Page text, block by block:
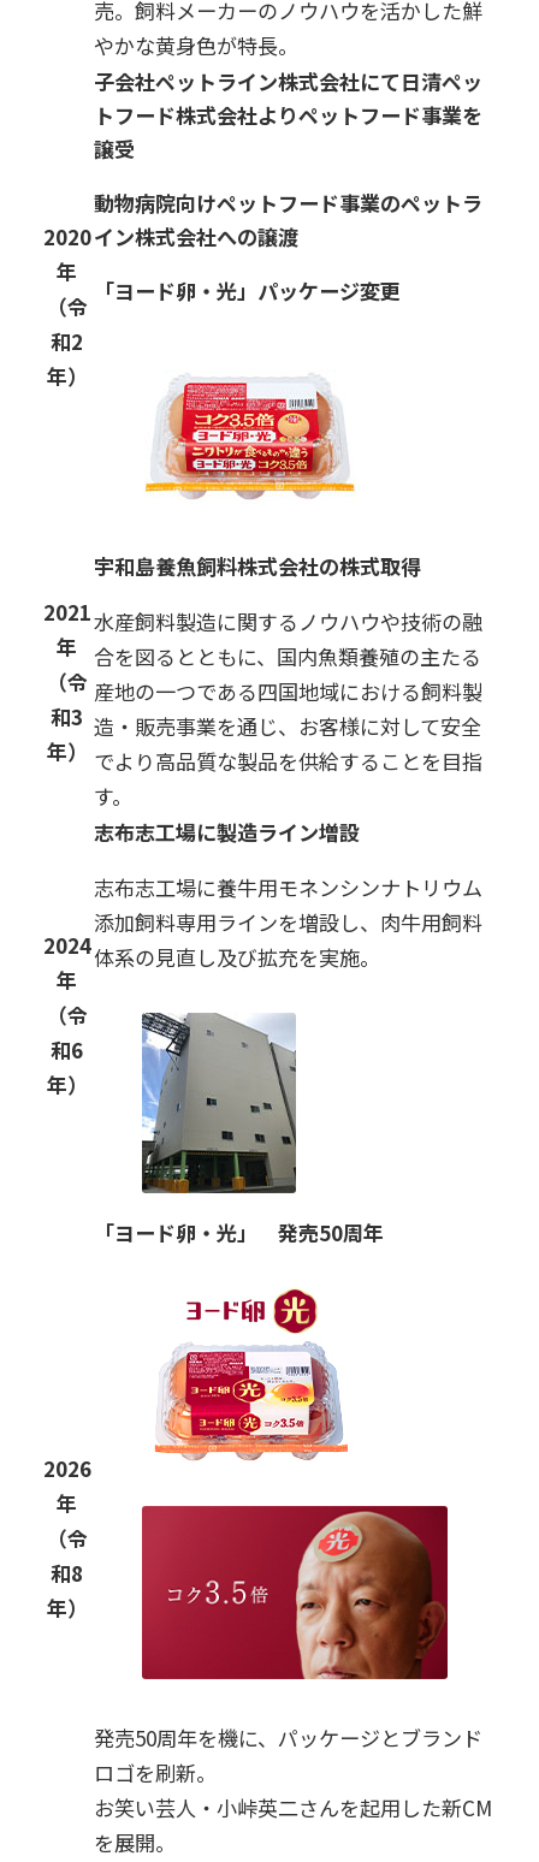
売。飼料メーカーのノウハウを活かした鮮
やかな黄身色が特長。
2020
年
（令
和2
年）
子会社ペットライン株式会社にて日清ペッ
トフード株式会社よりペットフード事業を
譲受
動物病院向けペットフード事業のペットラ
イン株式会社への譲渡
「ヨード卵・光」パッケージ変更
2021
年
（令
和3
年）
宇和島養魚飼料株式会社の株式取得
水産飼料製造に関するノウハウや技術の融
合を図るとともに、国内魚類養殖の主たる
産地の一つである四国地域における飼料製
造・販売事業を通じ、お客様に対して安全
でより高品質な製品を供給することを目指
す。
2024
年
（令
和6
年）
志布志工場に製造ライン増設
志布志工場に養牛用モネンシンナトリウム
添加飼料専用ラインを増設し、肉牛用飼料
体系の見直し及び拡充を実施。
2026
年
（令
和8
年）
「ヨード卵・光」 発売50周年
発売50周年を機に、パッケージとブランド
ロゴを刷新。
お笑い芸人・小峠英二さんを起用した新CM
を展開。